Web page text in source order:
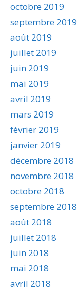
octobre 2019
septembre 2019
août 2019
juillet 2019
juin 2019
mai 2019
avril 2019
mars 2019
février 2019
janvier 2019
décembre 2018
novembre 2018
octobre 2018
septembre 2018
août 2018
juillet 2018
juin 2018
mai 2018
avril 2018